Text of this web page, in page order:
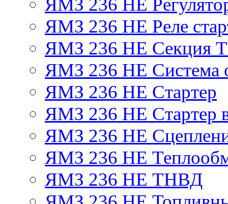
ЯМЗ 236 НЕ
ЯМЗ 236 НЕ Реле
ЯМЗ 236 НЕ Секция
ЯМЗ 236 НЕ Система
ЯМЗ 236 НЕ Стартер
ЯМЗ 236 НЕ Стартер
ЯМЗ 236 НЕ
ЯМЗ 236 НЕ
ЯМЗ 236 НЕ ТНВД